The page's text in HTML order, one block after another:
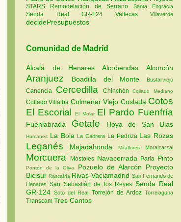
STARS Remodelación de Serrano Santa Engracia
Senda Real GR-124 Vallecas Villaverde
decidePresupuestos
Comunidad de Madrid
Alcalá de HenaresAlcobendas Alcorcón
Aranjuez Boadilla del Monte Bustarviejo
Canencia Cercedilla ChinchónCollado Mediano
Collado Villalba Colmenar Viejo Coslada Cotos
El EscorialEl Molar El Pardo Fuenfría
Fuenlabrada Getafe Hoya de San Blas
Humanes La Bola La Cabrera La Pedriza Las Rozas
Leganés Majadahonda Miraflores Moralzarzal
Morcuera Móstoles Navacerrada Parla Pinto
Pontón de la Oliva Pozuelo de Alarcón Proyecto
BicisurRascafría Rivas-Vaciamadrid San Fernando de
HenaresSan Sebastián de los Reyes Senda Real
GR-124Soto del Real Torrejón de ArdozTorrelaguna
Transcam Tres Cantos